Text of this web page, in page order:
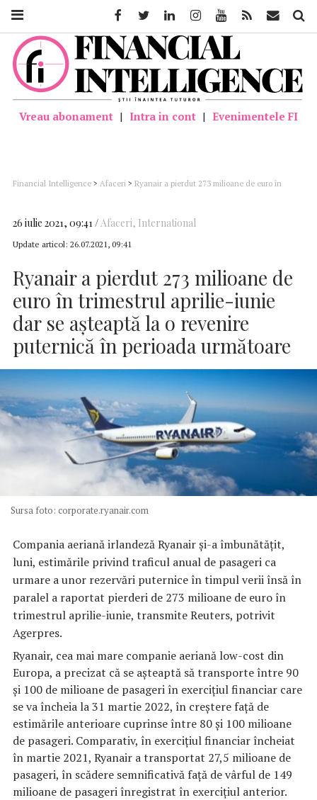
Vreau abonament | Intra in cont | Evenimentele FI
Financial Intelligence > Afaceri > Ryanair a pierdut 273 milioane de euro în
26 iulie 2021, 09:41 Afaceri, International
Update articol: 26.07.2021, 09:41
Ryanair a pierdut 273 milioane de
euro în trimestrul aprilie-iunie
dar se aşteaptă la o revenire
puternică în perioada următoare
Sursa foto: corporate.ryanair.com
Compania aeriană irlandeză Ryanair şi-a îmbunătăţit,
luni, estimările privind traficul anual de pasageri ca
urmare a unor rezervări puternice în timpul verii însă în
paralel a raportat pierderi de 273 milioane de euro în
trimestrul aprilie-iunie, transmite Reuters, potrivit
Agerpres.
Ryanair, cea mai mare companie aeriană low-cost din
Europa, a precizat că se aşteaptă să transporte între 90
şi 100 de milioane de pasageri în exerciţiul financiar care
se va încheia la 31 martie 2022, în creştere faţă de
estimările anterioare cuprinse între 80 şi 100 milioane
de pasageri. Comparativ, în exerciţiul financiar încheiat
în martie 2021, Ryanair a transportat 27,5 milioane de
pasageri, în scădere semnificativă faţă de vârful de 149
milioane de pasageri înregistrat în exerciţiul anterior.
FacebookTwitter LinkedinInstagramYoutube Feed Mail